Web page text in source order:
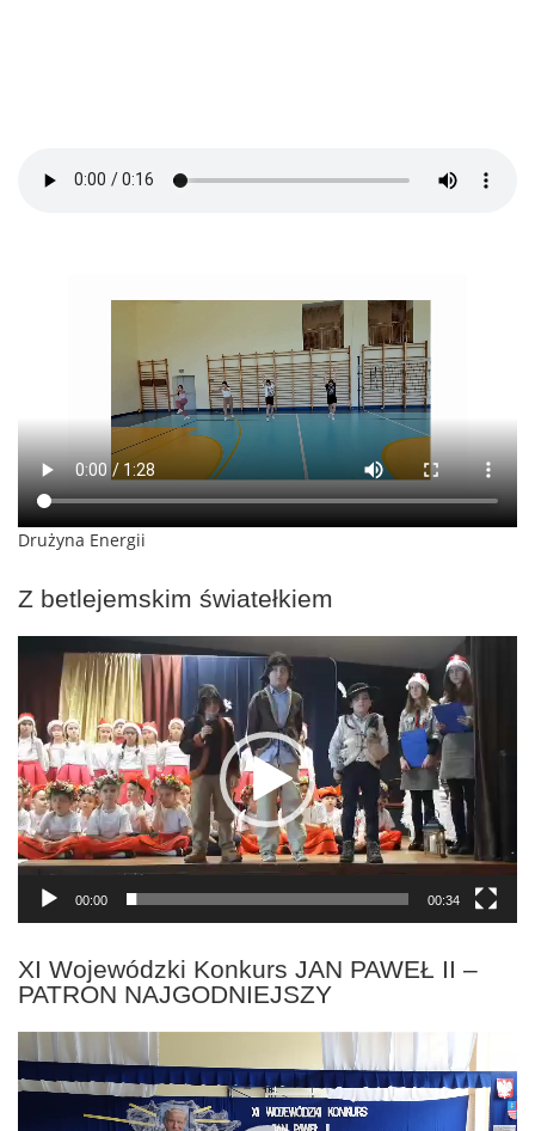
Drużyna Energii
Z betlejemskim światełkiem
Odtwarzacz
00:00 00:34
XI Wojewódzki Konkurs JAN PAWEŁ II –
PATRON NAJGODNIEJSZY
Odtwarzacz
video